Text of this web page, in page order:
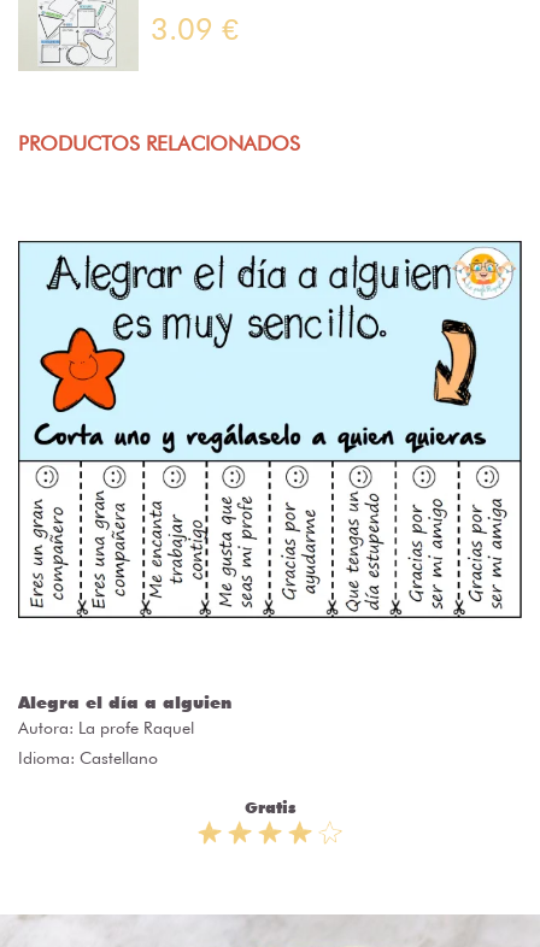
3.09 €
PRODUCTOS RELACIONADOS
Alegra el día a alguien
Autora: La profe Raquel
Idioma: Castellano
Gratis